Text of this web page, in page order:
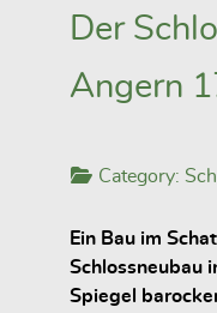
Der
Angern
Category:
Ein Bau im
Schlossneubau
Spiegel